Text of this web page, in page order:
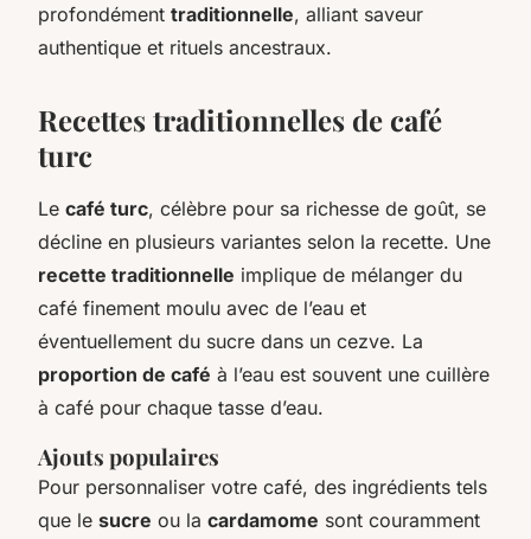
profondément traditionnelle, alliant saveur
authentique et rituels ancestraux.
Recettes traditionnelles de café
turc
Le café turc, célèbre pour sa richesse de goût, se
décline en plusieurs variantes selon la recette. Une
recette traditionnelle implique de mélanger du
café finement moulu avec de l’eau et
éventuellement du sucre dans un cezve. La
proportion de café à l’eau est souvent une cuillère
à café pour chaque tasse d’eau.
Ajouts populaires
Pour personnaliser votre café, des ingrédients tels
que le sucre ou la cardamome sont couramment